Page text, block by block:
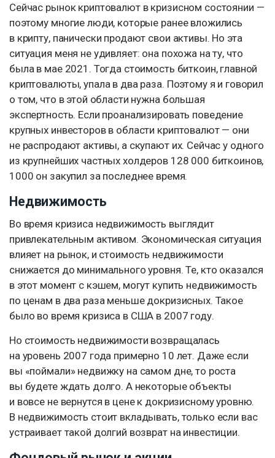
Сейчас рынок криптовалют в кризисном состоянии —
поэтому многие люди, которые ранее вложились
в крипту, панически продают свои активы. Но эта
ситуация меня не удивляет: она похожа на ту, что
была в мае 2021. Тогда стоимость биткоин, главной
криптовалюты, упала в два раза. Поэтому я и говорил
о том, что в этой области нужна большая
экспертность. Если проанализировать поведение
крупных инвесторов в области криптовалют — они
не распродают активы, а скупают их. Сейчас у одного
из крупнейших частных холдеров 128 000 биткоинов,
1000 он закупил за последнее время.
Недвижимость
Во время кризиса недвижимость выглядит
привлекательным активом. Экономическая ситуация
влияет на рынок, и стоимость недвижимости
снижается до минимального уровня. Те, кто оказался
в этот момент с кэшем, могут купить недвижимость
по ценам в два раза меньше докризисных. Такое
было во время кризиса в США в 2007 году.
Но стоимость недвижимости возвращалась
на уровень 2007 года примерно 10 лет. Даже если
вы «поймали» недвижку на самом дне, то роста
вы будете ждать долго. А некоторые объекты
и вовсе не вернутся в цене к докризисному уровню.
В недвижимость стоит вкладывать, только если вас
устраивает такой долгий возврат на инвестиции.